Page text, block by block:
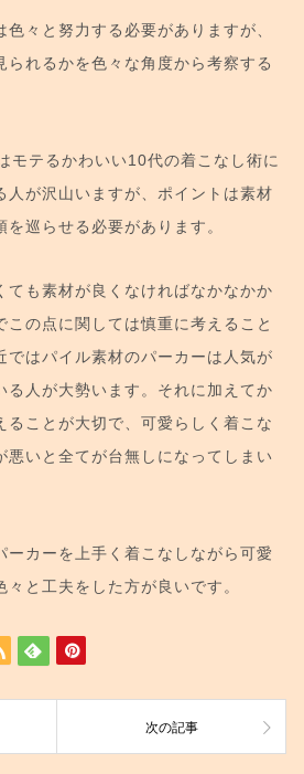
々と努力する必要がありますが、
られるかを色々な角度から考察する
モテるかわいい10代の着こなし術に
人が沢山いますが、ポイントは素材
巡らせる必要があります。
ても素材が良くなければなかなかか
この点に関しては慎重に考えること
ではパイル素材のパーカーは人気が
る人が大勢います。それに加えてか
ることが大切で、可愛らしく着こな
悪いと全てが台無しになってしまい
ーカーを上手く着こなしながら可愛
と工夫をした方が良いです。
次の記事